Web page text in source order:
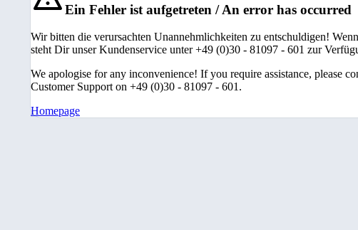
Ein Fehler ist aufgetreten / An error has occurred
Wir bitten die verursachten Unannehmlichkeiten zu entschuldigen!
steht Dir unser Kundenservice unter +49 (0)30 - 81097 - 601 zur
We apologise for any inconvenience! If you require assistance, please
Customer Support on +49 (0)30 - 81097 - 601.
Homepage